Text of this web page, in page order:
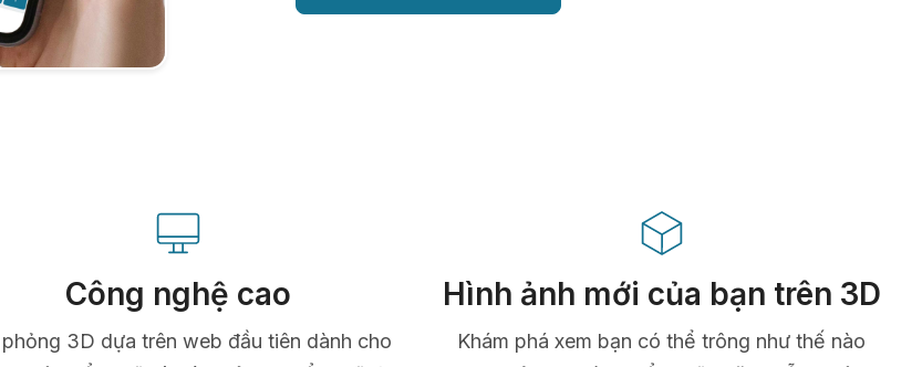
Công nghệ cao
3D dựa trên web đầu tiên dành cho
Hình ảnh mới của bạn trên 3D
Khám phá xem bạn có thể trông như thế nào